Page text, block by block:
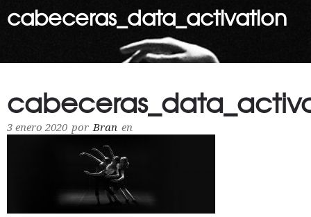
cabeceras_data_activation
3 enero 2020 por Bran en